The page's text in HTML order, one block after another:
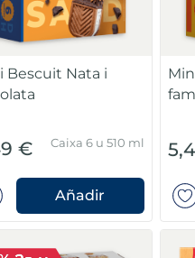
Bescuit Nata i
€ Caixa 6 u 510 ml
Añadir